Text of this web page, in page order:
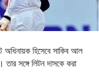
অধিনায়ক হিসেবে সাকিব আল
তার সঙ্গে লিটন দাসকে করা